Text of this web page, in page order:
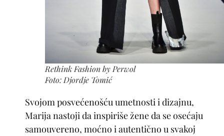
Rethink Fashion by Perwol
Foto: Djordje Tomić
Svojom posvećenošću umetnosti i dizajnu,
Marija nastoji da inspiriše žene da se osećaju
samouvereno, moćno i autentično u svakoj